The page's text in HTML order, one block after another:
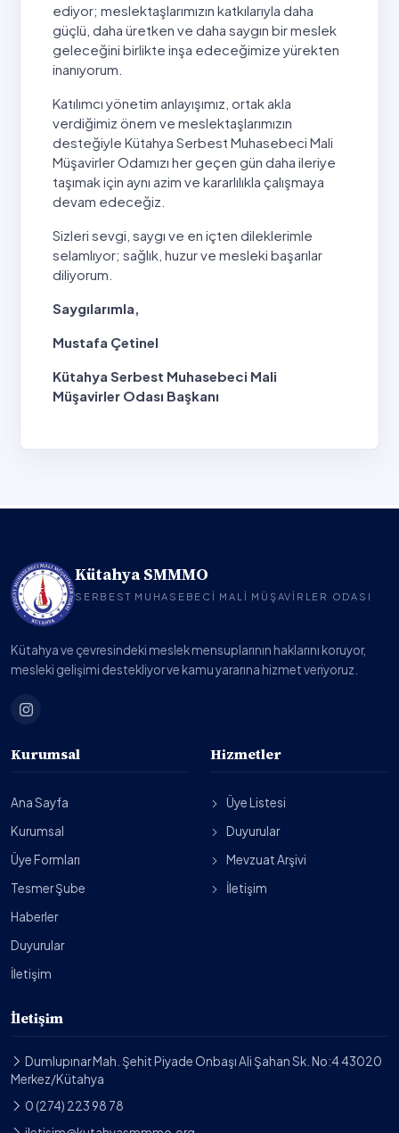
ediyor; meslektaşlarımızın katkılarıyla daha
güçlü, daha üretken ve daha saygın bir meslek
geleceğini birlikte inşa edeceğimize yürekten
inanıyorum.
Katılımcı yönetim anlayışımız, ortak akla
verdiğimiz önem ve meslektaşlarımızın
desteğiyle Kütahya Serbest Muhasebeci Mali
Müşavirler Odamızı her geçen gün daha ileriye
taşımak için aynı azim ve kararlılıkla çalışmaya
devam edeceğiz.
Sizleri sevgi, saygı ve en içten dileklerimle
selamlıyor; sağlık, huzur ve mesleki başarılar
diliyorum.
Saygılarımla,
Mustafa Çetinel
Kütahya Serbest Muhasebeci Mali
Müşavirler Odası Başkanı
Kütahya SMMMO
SERBEST MUHASEBECI MALI MÜŞAVIRLER ODASI
Kütahya ve çevresindeki meslek mensuplarının haklarını koruyor,
mesleki gelişimi destekliyor ve kamu yararına hizmet veriyoruz.
Kurumsal
Ana Sayfa
Kurumsal
Üye Formları
Tesmer Şube
Haberler
Duyurular
İletişim
Hizmetler
Üye Listesi
Duyurular
Mevzuat Arşivi
İletişim
İletişim
Dumlupınar Mah. Şehit Piyade Onbaşı Ali Şahan Sk. No:4 43020
Merkez/Kütahya
0 (274) 223 98 78